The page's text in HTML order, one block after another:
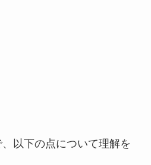
以下の点について理解を